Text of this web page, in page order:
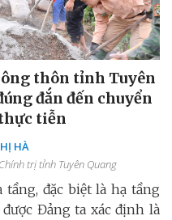
thôn tỉnh Tuyên
đắn đến chuyển
tiễn
HÀ
trị tỉnh Tuyên Quang
tầng, đặc biệt là hạ tầng
Đảng ta xác định là